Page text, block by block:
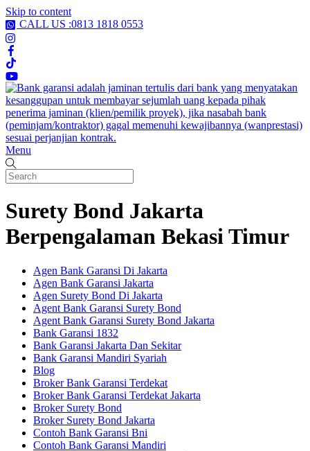
Skip to content
CALL US :0813 1818 0553
Menu
Surety Bond Jakarta
Berpengalaman Bekasi Timur
Agen Bank Garansi Di Jakarta
Agen Bank Garansi Jakarta
Agen Surety Bond Di Jakarta
Agent Bank Garansi Surety Bond
Agent Bank Garansi Surety Bond Jakarta
Bank Garansi 1832
Bank Garansi Jakarta Dan Sekitar
Bank Garansi Mandiri Syariah
Blog
Broker Bank Garansi Terdekat
Broker Bank Garansi Terdekat Jakarta
Broker Surety Bond
Broker Surety Bond Jakarta
Contoh Bank Garansi Bni
Contoh Bank Garansi Mandiri